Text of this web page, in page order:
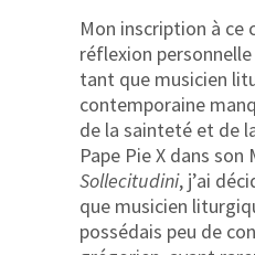
Mon inscription à ce
réflexion
tant que musicien
contemporaine
de la sainteté et de
Pape Pie X dans
Sollecitudini, j’ai
que musicien
possédais peu de